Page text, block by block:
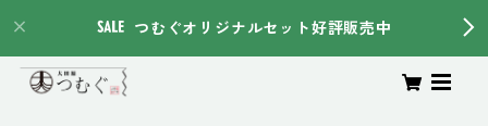
つむぐオリジナルセット好評販売中